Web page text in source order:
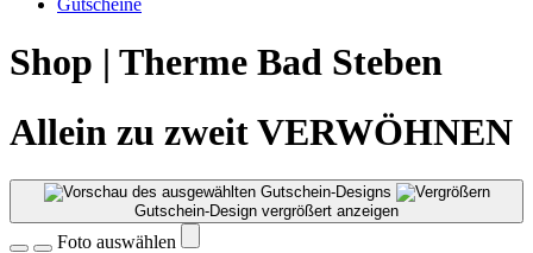
Gutscheine
Shop | Therme Bad Steben
Allein zu zweit VERWÖHNEN
Gutschein-Design vergrößert anzeigen
Foto auswählen